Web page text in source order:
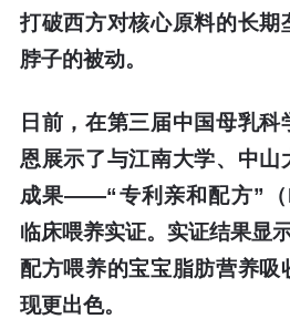
打破西方对核心原料的长期
脖子的被动。
日前，在第三届中国母乳
恩展示了与江南大学、中山
成果——“专利亲和配方”（
临床喂养实证。实证结果显
配方喂养的宝宝脂肪营养吸
现更出色。